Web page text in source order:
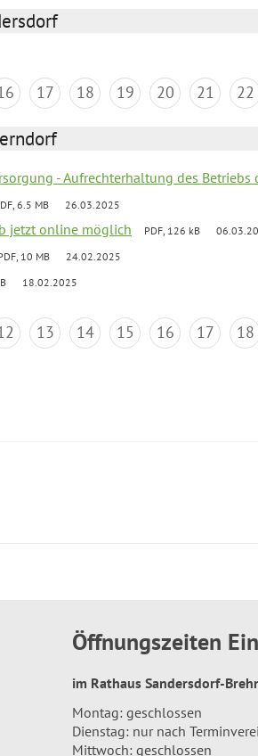
17 18 19 20 21 22
- Aufrechterhaltung des Betriebs
6.5 MB 26.03.2025
jetzt online möglich PDF, 126 kB
10 MB 24.02.2025
18.02.2025
13 14 15 16 17 18
Öffnungszeiten
im Rathaus Sandersdorf-
Montag: geschlossen
Dienstag: nur nach
Mittwoch: geschlossen